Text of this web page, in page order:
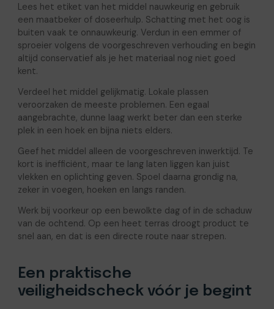
Lees het etiket van het middel nauwkeurig en gebruik
een maatbeker of doseerhulp. Schatting met het oog is
buiten vaak te onnauwkeurig. Verdun in een emmer of
sproeier volgens de voorgeschreven verhouding en begin
altijd conservatief als je het materiaal nog niet goed
kent.
Verdeel het middel gelijkmatig. Lokale plassen
veroorzaken de meeste problemen. Een egaal
aangebrachte, dunne laag werkt beter dan een sterke
plek in een hoek en bijna niets elders.
Geef het middel alleen de voorgeschreven inwerktijd. Te
kort is inefficiënt, maar te lang laten liggen kan juist
vlekken en oplichting geven. Spoel daarna grondig na,
zeker in voegen, hoeken en langs randen.
Werk bij voorkeur op een bewolkte dag of in de schaduw
van de ochtend. Op een heet terras droogt product te
snel aan, en dat is een directe route naar strepen.
Een praktische
veiligheidscheck vóór je begint